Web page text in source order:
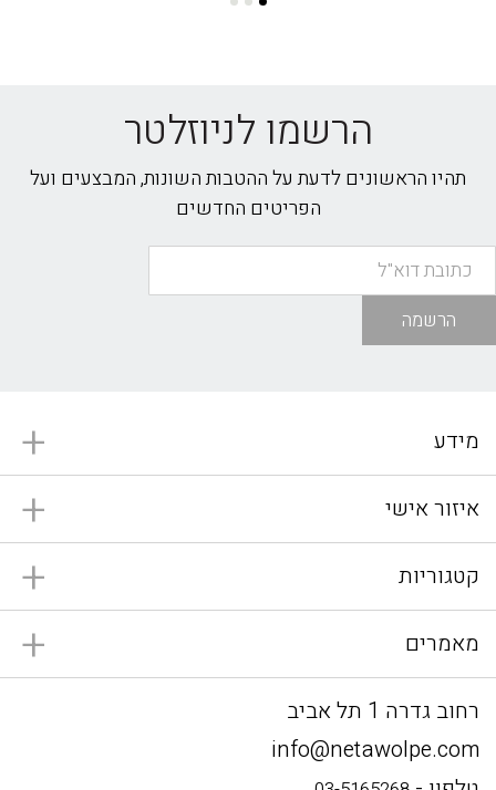
הרשמו לניוזלטר
תהיו הראשונים לדעת על ההטבות השונות, המבצעים ועל
הפריטים החדשים
הרשמה
מידע
איזור אישי
קטגוריות
מאמרים
רחוב גדרה 1 תל אביב
info@netawolpe.com